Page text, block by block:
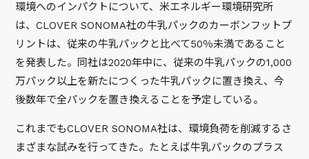
環境へのインパクトについて、米エネルギー環境研究所
は、CLOVER SONOMA社の牛乳パックのカーボンフットプ
リントは、従来の牛乳パックと比べて50％未満であること
を発表した。同社は2020年中に、従来の牛乳パックの1,000
万パック以上を新たにつくった牛乳パックに置き換え、今
後数年で全パックを置き換えることを予定している。
これまでもCLOVER SONOMA社は、環境負荷を削減するさ
まざまな試みを行ってきた。たとえば牛乳パックのプラス